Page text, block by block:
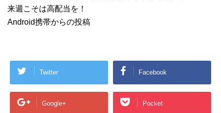
来週こそは高配当を！
Android携帯からの投稿
Twitter Facebook
Google+ Pocket